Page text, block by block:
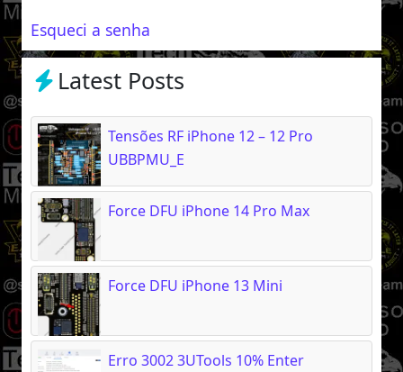
Esqueci a senha
Latest Posts
Tensões RF iPhone 12 – 12 Pro
UBBPMU_E
Force DFU iPhone 14 Pro Max
Force DFU iPhone 13 Mini
Erro 3002 3UTools 10% Enter